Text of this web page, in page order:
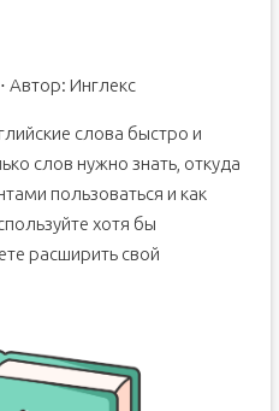
Автор: Инглекс
слова быстро и
слов нужно знать, откуда
пользоваться и как
хотя бы
расширить свой